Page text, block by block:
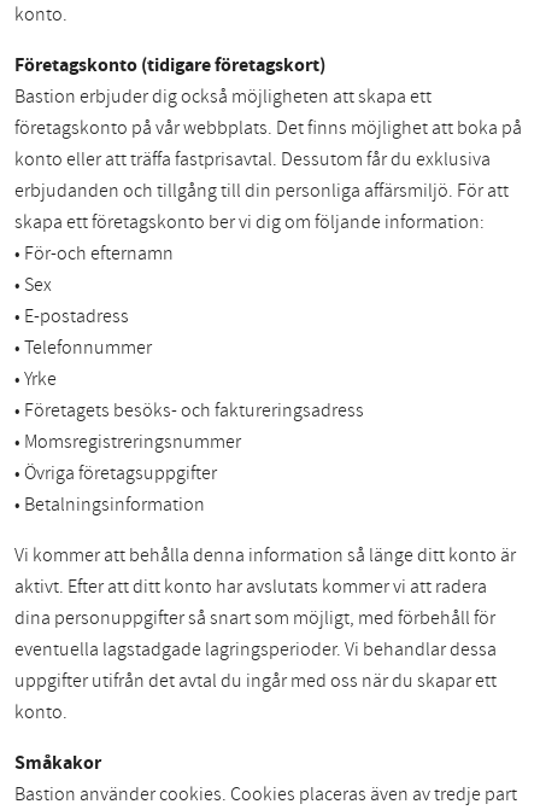
konto.
Företagskonto (tidigare företagskort)
Bastion erbjuder dig också möjligheten att skapa ett
företagskonto på vår webbplats. Det finns möjlighet att boka på
konto eller att träffa fastprisavtal. Dessutom får du exklusiva
erbjudanden och tillgång till din personliga affärsmiljö. För att
skapa ett företagskonto ber vi dig om följande information:
• För-och efternamn
• Sex
• E-postadress
• Telefonnummer
• Yrke
• Företagets besöks- och faktureringsadress
• Momsregistreringsnummer
• Övriga företagsuppgifter
• Betalningsinformation
Vi kommer att behålla denna information så länge ditt konto är
aktivt. Efter att ditt konto har avslutats kommer vi att radera
dina personuppgifter så snart som möjligt, med förbehåll för
eventuella lagstadgade lagringsperioder. Vi behandlar dessa
uppgifter utifrån det avtal du ingår med oss när du skapar ett
konto.
Småkakor
Bastion använder cookies. Cookies placeras även av tredje part